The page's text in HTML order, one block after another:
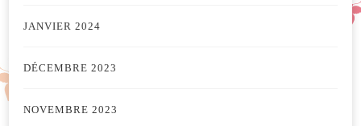
JANVIER 2024
DÉCEMBRE 2023
NOVEMBRE 2023